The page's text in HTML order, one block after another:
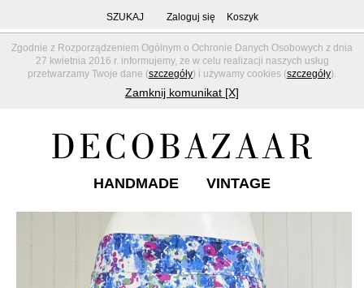
Zgodnie z Rozporządzeniem Ogólnym o Ochronie Danych Osobowych z dnia
27 kwietnia 2016 r. informujemy, że w celu realizacji naszych usług
przetwarzamy Twoje dane (szczegóły) i używamy cookies (szczegóły).
Zamknij komunikat [X]
SZUKAJ Zaloguj się Koszyk
HANDMADE VINTAGE